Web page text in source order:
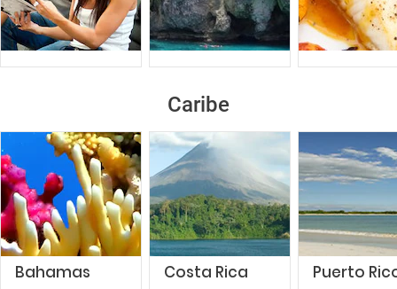
Caribe
Bahamas Costa Rica Puerto